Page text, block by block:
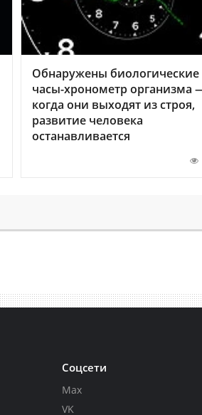
Обнаружены биологические
часы-хронометр организма
когда они выходят из строя,
развитие человека
останавливается
Соцсети
Max
VK